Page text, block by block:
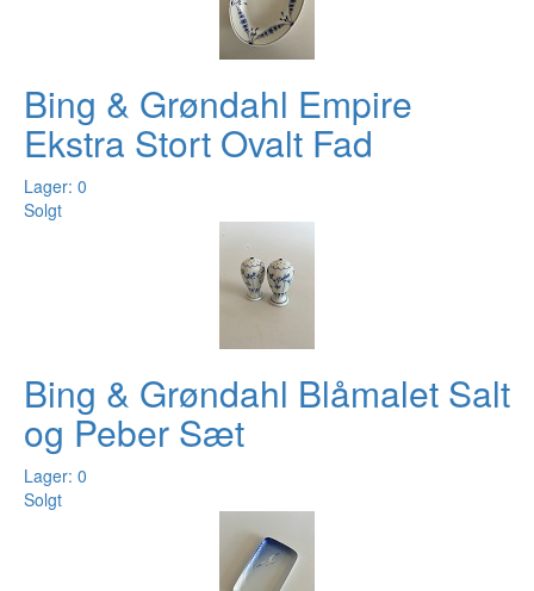
Bing & Grøndahl Empire
Ekstra Stort Ovalt Fad
Lager: 0
Solgt
Bing & Grøndahl Blåmalet Salt
og Peber Sæt
Lager: 0
Solgt